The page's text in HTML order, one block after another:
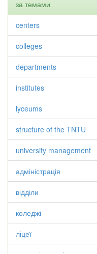
за темами
centers
colleges
departments
institutes
lyceums
structure of the TNTU
university management
адміністрація
відділи
коледжі
ліцеї